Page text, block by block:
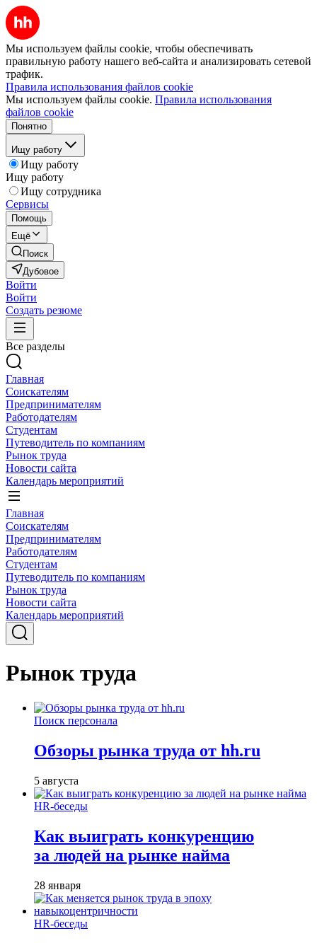
Мы используем файлы cookie, чтобы обеспечивать
правильную работу нашего веб-сайта и анализировать сетевой
трафик.
Правила использования файлов cookie
Мы используем файлы cookie. Правила использования
файлов cookie
Понятно
Ищу работу
Ищу работу
Ищу работу
Ищу сотрудника
Сервисы
Помощь
Ещё
Поиск
Дубовое
Войти
Войти
Создать резюме
Все разделы
Главная
Соискателям
Предпринимателям
Работодателям
Студентам
Путеводитель по компаниям
Рынок труда
Новости сайта
Календарь мероприятий
Главная
Соискателям
Предпринимателям
Работодателям
Студентам
Путеводитель по компаниям
Рынок труда
Новости сайта
Календарь мероприятий
Рынок труда
Поиск персонала
Обзоры рынка труда от hh.ru
5 августа
HR-беседы
Как выиграть конкуренцию
за людей на рынке найма
28 января
HR-беседы